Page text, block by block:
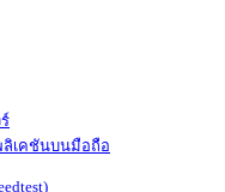
ลิเคชันบนมือถือ